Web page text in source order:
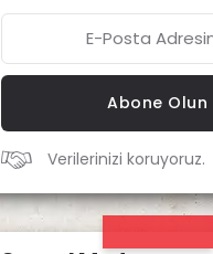
Abone Olun
Verilerinizi koruyoruz.